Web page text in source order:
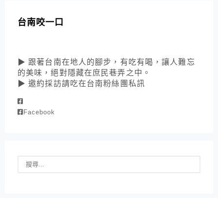
台南咬一口
▶ 跟著台南在地人的腳步，有吃有喝，讓人難忘
的美味，絕對隱藏在庶民巷弄之中。
▶ 邀約採訪請吃在台南粉絲團私訊
Facebook